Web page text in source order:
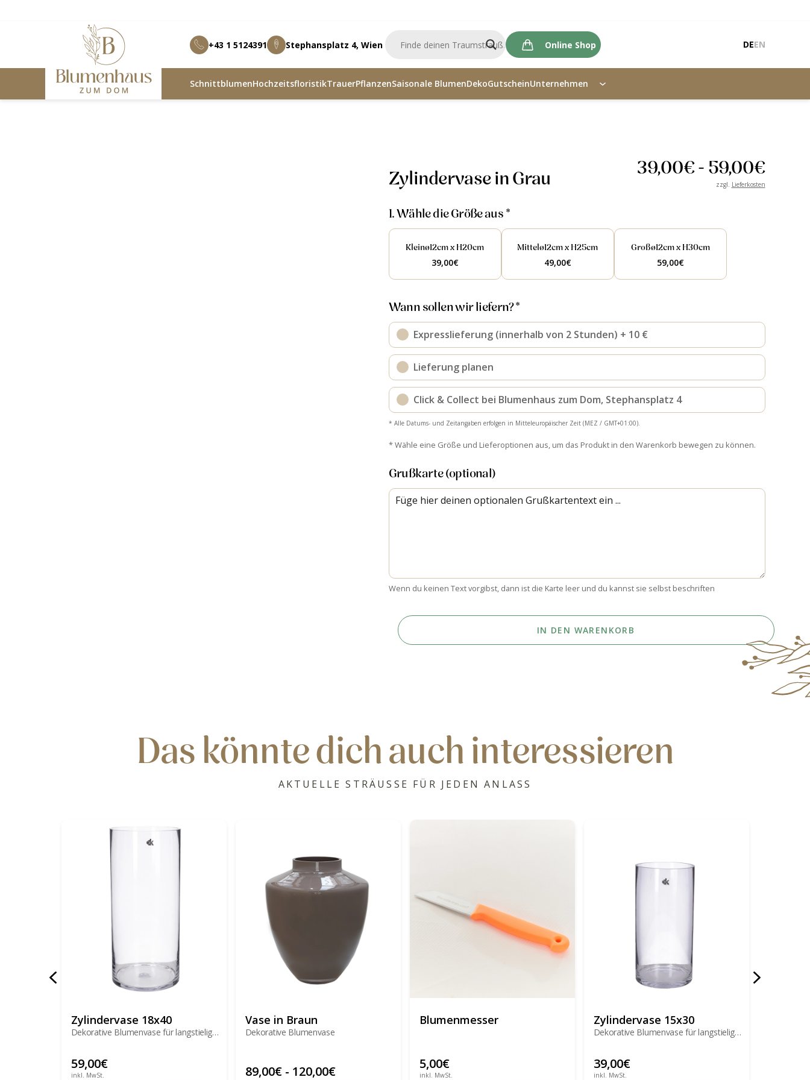
+43 1 5124391 Stephansplatz 4, Wien Online Shop DEEN
SchnittblumenHochzeitsfloristikTrauerPflanzenSaisonale BlumenDekoGutscheinUnternehmen
Blumenhaus zum Dom
Zylindervase in Grau
39,00€- 59,00€
zzgl. Lieferkosten
1. Wähle die Größe aus *
Kleinø12cm x H20cm
39,00€
Mittelø12cm x H25cm
49,00€
Großø12cm x H30cm
59,00€
Wann sollen wir liefern? *
Expresslieferung (innerhalb von 2 Stunden) + 10 €
Lieferung planen
Click & Collect bei Blumenhaus zum Dom, Stephansplatz 4
* Alle Datums- und Zeitangaben erfolgen in Mitteleuropäischer Zeit (MEZ / GMT+01:00).
* Wähle eine Größe und Lieferoptionen aus, um das Produkt in den Warenkorb bewegen zu können.
Grußkarte (optional)
Wenn du keinen Text vorgibst, dann ist die Karte leer und du kannst sie selbst beschriften
IN DEN WARENKORB
Das könnte dich auch interessieren
AKTUELLE STRÄUSSE FÜR JEDEN ANLASS
Zylindervase 18x40
Dekorative Blumenvase für langstielige
59,00€
inkl. MwSt.
Vase in Braun
Dekorative Blumenvase
89,00€- 120,00€
Blumenmesser
5,00€
inkl. MwSt.
Zylindervase 15x30
Dekorative Blumenvase für langstielige
39,00€
inkl. MwSt.